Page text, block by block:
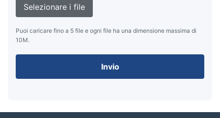
Selezionare i file
Puoi caricare fino a 5 file e ogni file ha una dimensione massima di
10M.
Invio